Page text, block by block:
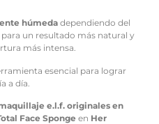
húmeda dependiendo del
un resultado más natural y
más intensa.
esencial para lograr
a día.
e.l.f. originales en
Face Sponge en Her